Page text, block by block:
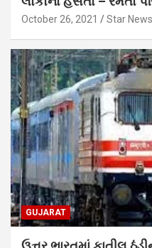
October 26, 2021 Star
GUJARAT